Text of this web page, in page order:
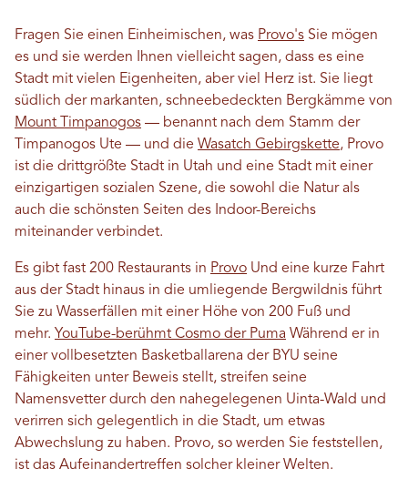
Fragen Sie einen Einheimischen, was Provo's Sie mögen
es und sie werden Ihnen vielleicht sagen, dass es eine
Stadt mit vielen Eigenheiten, aber viel Herz ist. Sie liegt
südlich der markanten, schneebedeckten Bergkämme von
Mount Timpanogos — benannt nach dem Stamm der
Timpanogos Ute — und die Wasatch Gebirgskette, Provo
ist die drittgrößte Stadt in Utah und eine Stadt mit einer
einzigartigen sozialen Szene, die sowohl die Natur als
auch die schönsten Seiten des Indoor-Bereichs
miteinander verbindet.
Es gibt fast 200 Restaurants in Provo Und eine kurze Fahrt
aus der Stadt hinaus in die umliegende Bergwildnis führt
Sie zu Wasserfällen mit einer Höhe von 200 Fuß und
mehr. YouTube-berühmt Cosmo der Puma Während er in
einer vollbesetzten Basketballarena der BYU seine
Fähigkeiten unter Beweis stellt, streifen seine
Namensvetter durch den nahegelegenen Uinta-Wald und
verirren sich gelegentlich in die Stadt, um etwas
Abwechslung zu haben. Provo, so werden Sie feststellen,
ist das Aufeinandertreffen solcher kleiner Welten.